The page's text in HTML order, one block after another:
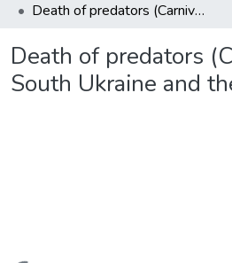
Death of predators (Carnivora) in South Ukraine and their reasons
Death of predators
South Ukraine and